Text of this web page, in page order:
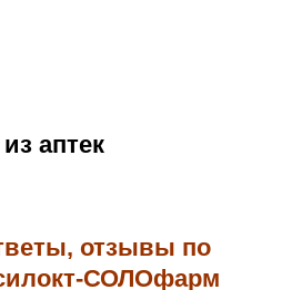
аптек
отзывы по
СОЛОфарм